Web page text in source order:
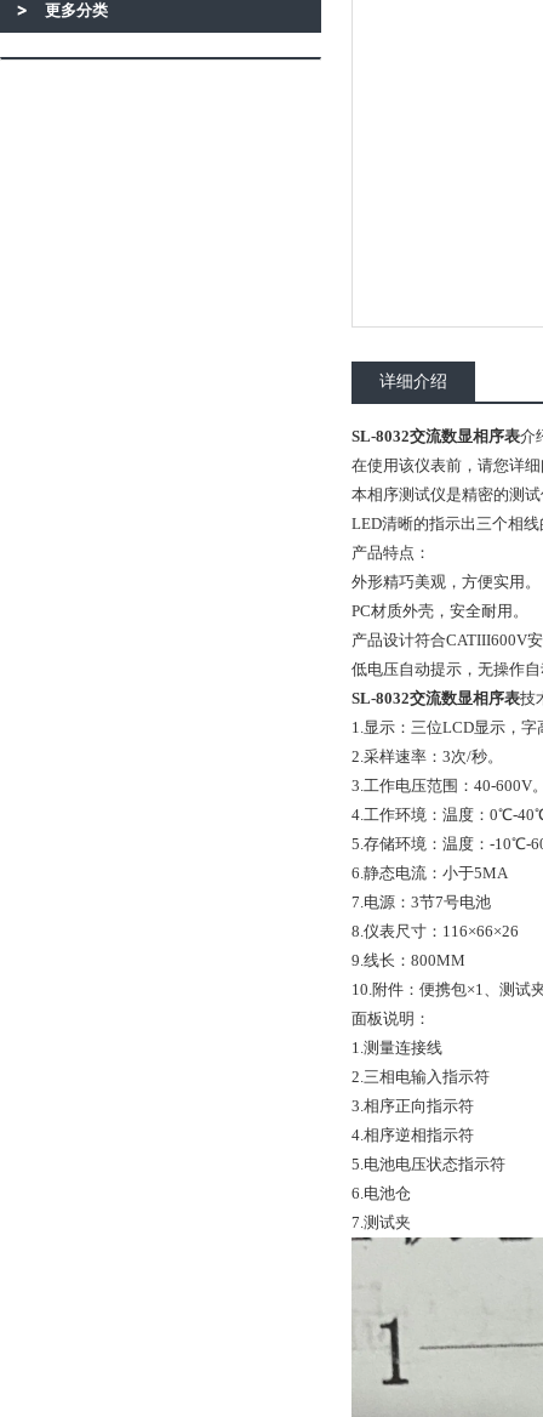
更多分类
详细介绍
SL-8032交流数显相序表介
在使用该仪表前，请您详
本相序测试仪是精密的测
LED清晰的指示出三个相
产品特点：
外形精巧美观，方便实用。
PC材质外壳，安全耐用。
产品设计符合CATIII600V
低电压自动提示，无操作
SL-8032交流数显相序表技
1.显示：三位LCD显示，
2.采样速率：3次/秒。
3.工作电压范围：40-600V
4.工作环境：温度：0℃-
5.存储环境：温度：-10℃-
6.静态电流：小于5MA
7.电源：3节7号电池
8.仪表尺寸：116×66×26
9.线长：800MM
10.附件：便携包×1、测试
面板说明：
1.测量连接线
2.三相电输入指示符
3.相序正向指示符
4.相序逆相指示符
5.电池电压状态指示符
6.电池仓
7.测试夹